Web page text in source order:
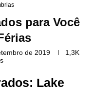
para Você
de 2019
1,3K
Lake